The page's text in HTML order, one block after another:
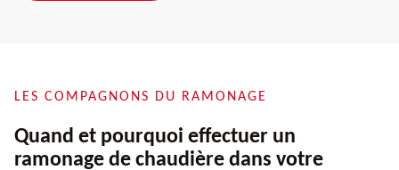
LES COMPAGNONS DU RAMONAGE
Quand et pourquoi effectuer un
ramonage de chaudière dans votre